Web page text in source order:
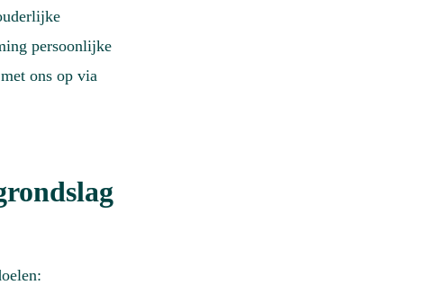
persoonlijke
ons op via